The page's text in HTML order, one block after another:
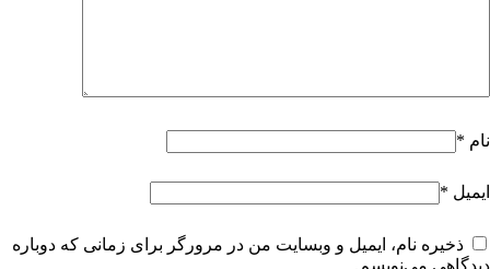
نام *
ایمیل *
ذخیره نام، ایمیل و وبسایت من در مرورگر برای زمانی که دوباره
دیدگاهی می‌نویسم.